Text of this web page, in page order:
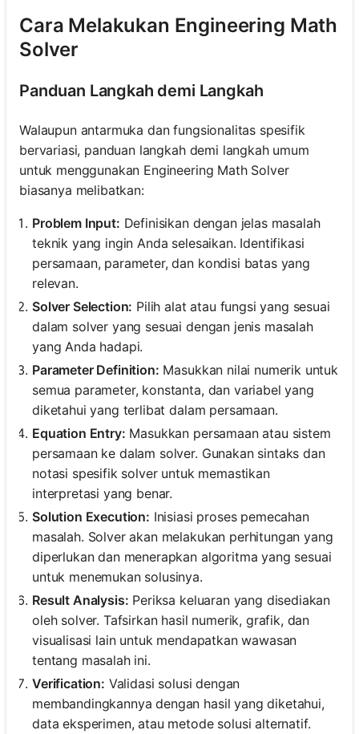
Cara Melakukan Engineering Math
Solver
Panduan Langkah demi Langkah
Walaupun antarmuka dan fungsionalitas spesifik
bervariasi, panduan langkah demi langkah umum
untuk menggunakan Engineering Math Solver
biasanya melibatkan:
Problem Input: Definisikan dengan jelas masalah
teknik yang ingin Anda selesaikan. Identifikasi
persamaan, parameter, dan kondisi batas yang
relevan.
Solver Selection: Pilih alat atau fungsi yang sesuai
dalam solver yang sesuai dengan jenis masalah
yang Anda hadapi.
Parameter Definition: Masukkan nilai numerik untuk
semua parameter, konstanta, dan variabel yang
diketahui yang terlibat dalam persamaan.
Equation Entry: Masukkan persamaan atau sistem
persamaan ke dalam solver. Gunakan sintaks dan
notasi spesifik solver untuk memastikan
interpretasi yang benar.
Solution Execution: Inisiasi proses pemecahan
masalah. Solver akan melakukan perhitungan yang
diperlukan dan menerapkan algoritma yang sesuai
untuk menemukan solusinya.
Result Analysis: Periksa keluaran yang disediakan
oleh solver. Tafsirkan hasil numerik, grafik, dan
visualisasi lain untuk mendapatkan wawasan
tentang masalah ini.
Verification: Validasi solusi dengan
membandingkannya dengan hasil yang diketahui,
data eksperimen, atau metode solusi alternatif.